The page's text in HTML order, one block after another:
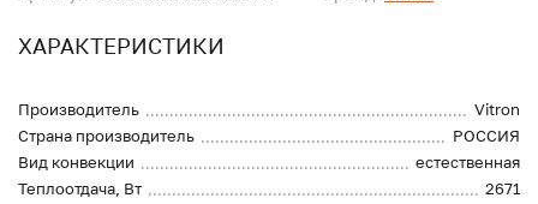
ХАРАКТЕРИСТИКИ
Производитель
Vitron
Страна производитель
РОССИЯ
Вид конвекции
естественная
Теплоотдача, Вт
2671